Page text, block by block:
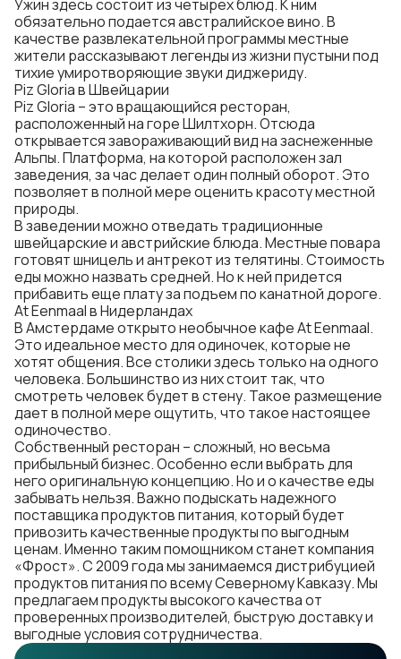
Ужин здесь состоит из четырех блюд. К ним
обязательно подается австралийское вино. В
качестве развлекательной программы местные
жители рассказывают легенды из жизни пустыни под
тихие умиротворяющие звуки диджериду.
Piz Gloria в Швейцарии
Piz Gloria – это вращающийся ресторан,
расположенный на горе Шилтхорн. Отсюда
открывается завораживающий вид на заснеженные
Альпы. Платформа, на которой расположен зал
заведения, за час делает один полный оборот. Это
позволяет в полной мере оценить красоту местной
природы.
В заведении можно отведать традиционные
швейцарские и австрийские блюда. Местные повара
готовят шницель и антрекот из телятины. Стоимость
еды можно назвать средней. Но к ней придется
прибавить еще плату за подъем по канатной дороге.
At Eenmaal в Нидерландах
В Амстердаме открыто необычное кафе At Eenmaal.
Это идеальное место для одиночек, которые не
хотят общения. Все столики здесь только на одного
человека. Большинство из них стоит так, что
смотреть человек будет в стену. Такое размещение
дает в полной мере ощутить, что такое настоящее
одиночество.
Собственный ресторан – сложный, но весьма
прибыльный бизнес. Особенно если выбрать для
него оригинальную концепцию. Но и о качестве еды
забывать нельзя. Важно подыскать надежного
поставщика продуктов питания, который будет
привозить качественные продукты по выгодным
ценам. Именно таким помощником станет компания
«Фрост». С 2009 года мы занимаемся дистрибуцией
продуктов питания по всему Северному Кавказу. Мы
предлагаем продукты высокого качества от
проверенных производителей, быструю доставку и
выгодные условия сотрудничества.